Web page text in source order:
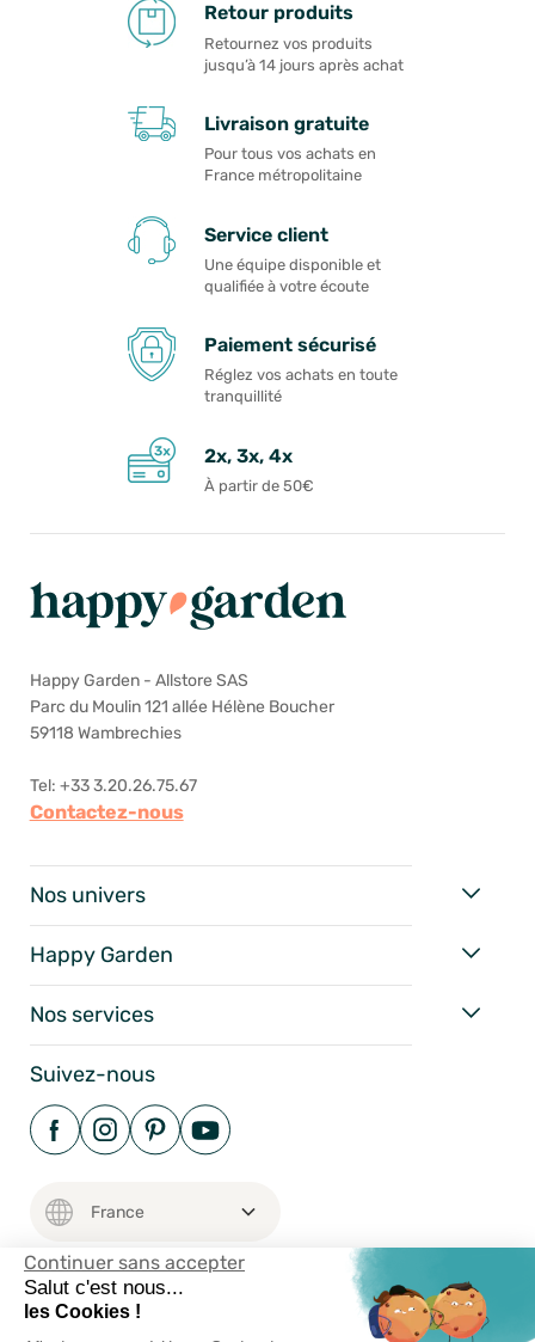
Continuer sans accepter
Salut c'est nous...
les Cookies !
Retour produits
Retournez vos produits
jusqu’à 14 jours après achat
Livraison gratuite
Pour tous vos achats en
France métropolitaine
Service client
Une équipe disponible et
qualifiée à votre écoute
Paiement sécurisé
Réglez vos achats en toute
tranquillité
2x, 3x, 4x
À partir de 50€
Happy Garden - Allstore SAS
Parc du Moulin 121 allée Hélène Boucher
59118 Wambrechies
Tel: +33 3.20.26.75.67
Contactez-nous
Nos univers
Happy Garden
Nos services
Suivez-nous